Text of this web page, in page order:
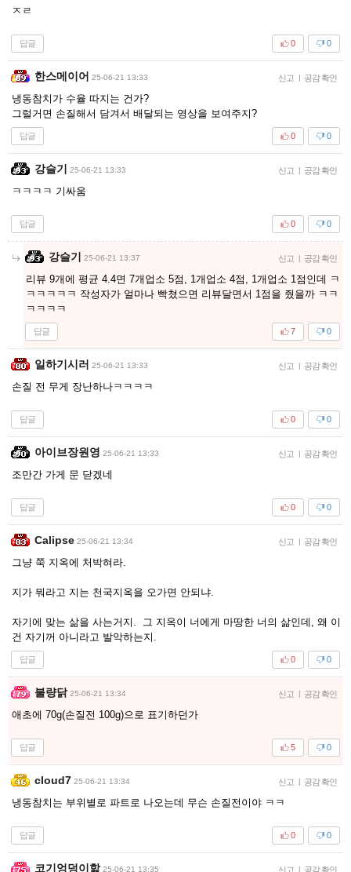
ㅈㄹ
답글 0
0
한스메이어 25-06-21 13:33 신고 | 공감 확인
냉동참치가 수율 따지는 건가?
그럴거면 손질해서 담겨서 배달되는 영상을 보여주지?
답글 0
0
강슬기 25-06-21 13:33 신고 | 공감 확인
ㅋㅋㅋㅋ 기싸움
답글 0
0
강슬기 25-06-21 13:37 신고 | 공감 확인
리뷰 9개에 평균 4.4면 7개업소 5점, 1개업소 4점, 1개업소 1점인데 ㅋ
ㅋㅋㅋㅋㅋ 작성자가 얼마나 빡쳤으면 리뷰달면서 1점을 줬을까 ㅋㅋ
ㅋㅋㅋㅋ
답글 0
7
일하기시러 25-06-21 13:33 신고 | 공감 확인
손질 전 무게 장난하나ㅋㅋㅋㅋ
답글 0
0
아이브장원영 25-06-21 13:33 신고 | 공감 확인
조만간 가게 문 닫겠네
답글 0
0
Calipse 25-06-21 13:34 신고 | 공감 확인
그냥 쭉 지옥에 처박혀라.
지가 뭐라고 지는 천국지옥을 오가면 안되냐.
자기에 맞는 삶을 사는거지. 그 지옥이 너에게 마땅한 너의 삶인데, 왜 이
건 자기꺼 아니라고 발악하는지.
답글 0
0
불량닭 25-06-21 13:34 신고 | 공감 확인
애초에 70g(손질전 100g)으로 표기하던가
답글 0
5
cloud7 25-06-21 13:34 신고 | 공감 확인
냉동참치는 부위별로 파트로 나오는데 무슨 손질전이야 ㅋㅋ
답글 0
0
코기엉덩이핥 25-06-21 13:35 신고 | 공감 확인